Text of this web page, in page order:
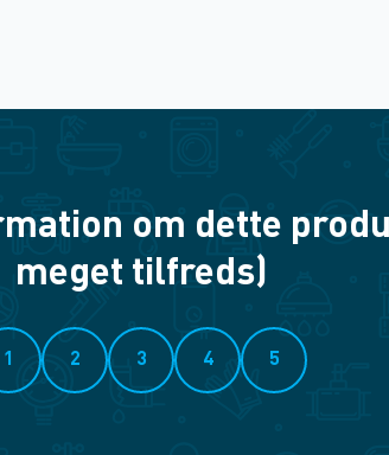
om dette
meget tilfreds)
1 2 3 4 5